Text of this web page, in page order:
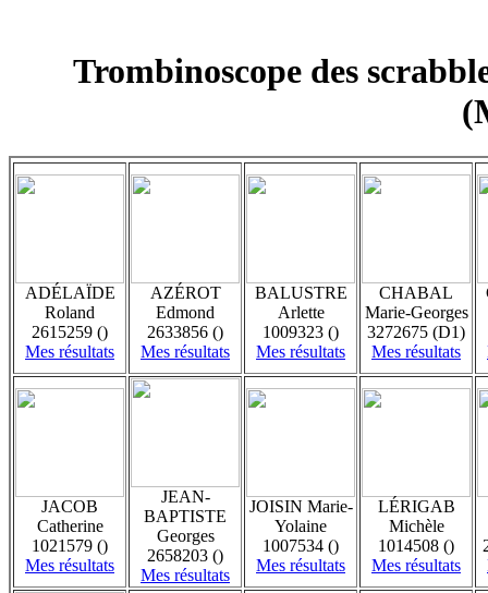
Trombinoscope des
ADÉLAÏDE
Roland
2615259 ()
Mes résultats
AZÉROT
Edmond
2633856 ()
Mes résultats
BALUSTRE
Arlette
1009323 ()
Mes résultats
CHABAL
Marie-Georges
3272675 (D1)
Mes résultats
JACOB
Catherine
1021579 ()
Mes résultats
JEAN-
BAPTISTE
Georges
2658203 ()
Mes résultats
JOISIN Marie-
Yolaine
1007534 ()
Mes résultats
LÉRIGAB
Michèle
1014508 ()
Mes résultats